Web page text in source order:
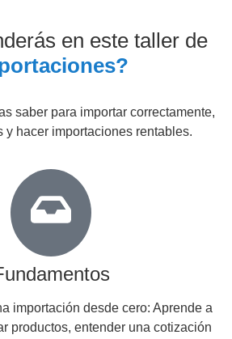
en este taller de
saber para importar correctamente,
y hacer importaciones rentables.
importación desde cero: Aprende a
productos, entender una cotización